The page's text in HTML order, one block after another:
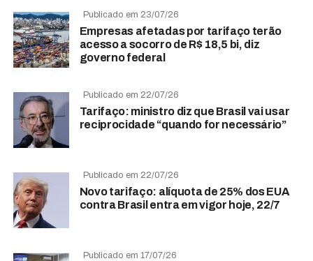
Publicado em 23/07/26
Empresas afetadas por tarifaço terão
acesso a socorro de R$ 18,5 bi, diz
governo federal
Publicado em 22/07/26
Tarifaço: ministro diz que Brasil vai usar
reciprocidade “quando for necessário”
Publicado em 22/07/26
Novo tarifaço: alíquota de 25% dos EUA
contra Brasil entra em vigor hoje, 22/7
Publicado em 17/07/26